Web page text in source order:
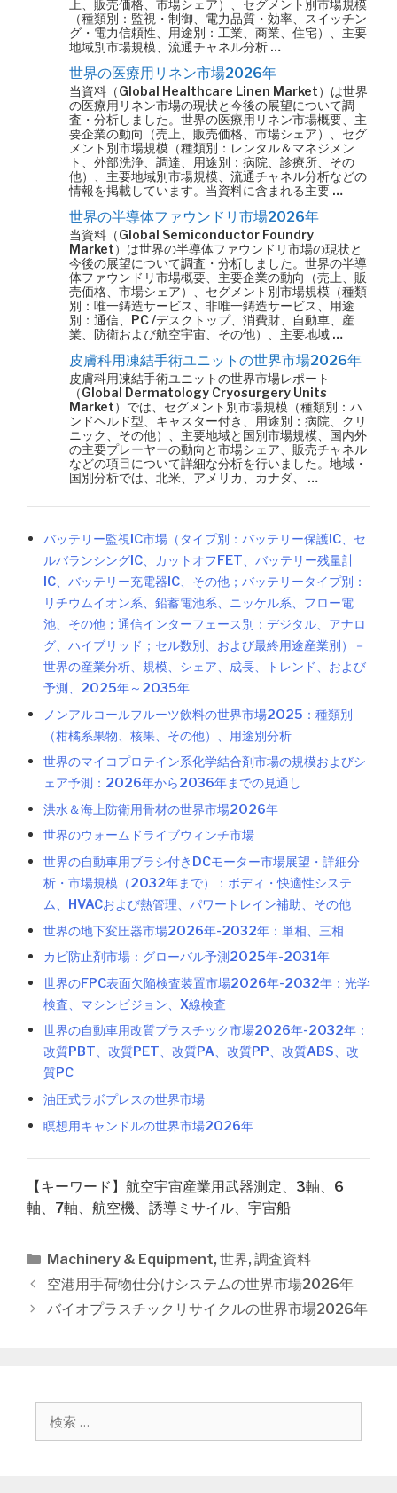
上、販売価格、市場シェア）、セグメント別市場規模
（種類別：監視・制御、電力品質・効率、スイッチン
グ・電力信頼性、用途別：工業、商業、住宅）、主要
地域別市場規模、流通チャネル分析 …
世界の医療用リネン市場2026年
当資料（Global Healthcare Linen Market）は世界
の医療用リネン市場の現状と今後の展望について調
査・分析しました。世界の医療用リネン市場概要、主
要企業の動向（売上、販売価格、市場シェア）、セグ
メント別市場規模（種類別：レンタル＆マネジメン
ト、外部洗浄、調達、用途別：病院、診療所、その
他）、主要地域別市場規模、流通チャネル分析などの
情報を掲載しています。当資料に含まれる主要 …
世界の半導体ファウンドリ市場2026年
当資料（Global Semiconductor Foundry
Market）は世界の半導体ファウンドリ市場の現状と
今後の展望について調査・分析しました。世界の半導
体ファウンドリ市場概要、主要企業の動向（売上、販
売価格、市場シェア）、セグメント別市場規模（種類
別：唯一鋳造サービス、非唯一鋳造サービス、用途
別：通信、PC /デスクトップ、消費財、自動車、産
業、防衛および航空宇宙、その他）、主要地域 …
皮膚科用凍結手術ユニットの世界市場2026年
皮膚科用凍結手術ユニットの世界市場レポート
（Global Dermatology Cryosurgery Units
Market）では、セグメント別市場規模（種類別：ハ
ンドヘルド型、キャスター付き、用途別：病院、クリ
ニック、その他）、主要地域と国別市場規模、国内外
の主要プレーヤーの動向と市場シェア、販売チャネル
などの項目について詳細な分析を行いました。地域・
国別分析では、北米、アメリカ、カナダ、 …
バッテリー監視IC市場（タイプ別：バッテリー保護IC、セ
ルバランシングIC、カットオフFET、バッテリー残量計
IC、バッテリー充電器IC、その他；バッテリータイプ別：
リチウムイオン系、鉛蓄電池系、ニッケル系、フロー電
池、その他；通信インターフェース別：デジタル、アナロ
グ、ハイブリッド；セル数別、および最終用途産業別）－
世界の産業分析、規模、シェア、成長、トレンド、および
予測、2025年～2035年
ノンアルコールフルーツ飲料の世界市場2025：種類別
（柑橘系果物、核果、その他）、用途別分析
世界のマイコプロテイン系化学結合剤市場の規模およびシ
ェア予測：2026年から2036年までの見通し
洪水＆海上防衛用骨材の世界市場2026年
世界のウォームドライブウィンチ市場
世界の自動車用ブラシ付きDCモーター市場展望・詳細分
析・市場規模（2032年まで）：ボディ・快適性システ
ム、HVACおよび熱管理、パワートレイン補助、その他
世界の地下変圧器市場2026年-2032年：単相、三相
カビ防止剤市場：グローバル予測2025年-2031年
世界のFPC表面欠陥検査装置市場2026年-2032年：光学
検査、マシンビジョン、X線検査
世界の自動車用改質プラスチック市場2026年-2032年：
改質PBT、改質PET、改質PA、改質PP、改質ABS、改
質PC
油圧式ラボプレスの世界市場
瞑想用キャンドルの世界市場2026年
【キーワード】航空宇宙産業用武器測定、3軸、6
軸、7軸、航空機、誘導ミサイル、宇宙船
カ
テ
ゴ
Machinery & Equipment, 世界, 調査資料
投
稿
空港用手荷物仕分けシステムの世界市場2026年
バイオプラスチックリサイクルの世界市場2026年